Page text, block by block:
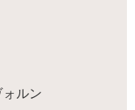
ルン